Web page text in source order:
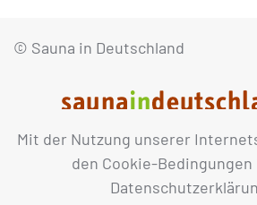
Mit der Nutzung unserer
den Cookie-
© Sauna in Deutschland